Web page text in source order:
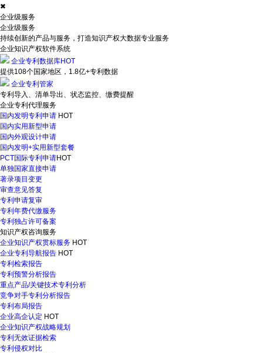
✖
企业级服务
企业级服务
持续创新的产品与服务，打造知识产权大数据专业服务
企业知识产权软件系统
企业专利数据库HOT
提供108个国家地区，1.8亿+专利数据
企业专利管家
专利导入、清单导出、状态监控、缴费提醒
企业专利代理服务
国内发明专利申请 HOT
国内实用新型申请
国内外观设计申请
国内发明+实用新型套餐
PCT国际专利申请HOT
单独国家直接申请
著录项目变更
审查意见答复
专利申请复审
专利年费代缴服务
专利独占许可备案
知识产权咨询服务
企业知识产权贯标服务 HOT
企业专利导航报告 HOT
专利检索报告
专利预警分析报告
重点产品/关键技术专利分析
竞争对手专利分析报告
专利布局报告
企业高企认定 HOT
企业知识产权战略规划
专利无效证据检索
专利侵权对比